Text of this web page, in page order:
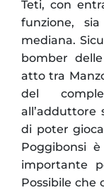
Teti, con
funzione,
mediana.
bomber
atto tra
del
all’adduttore
di poter
Poggibonsi
importante
Possibile che